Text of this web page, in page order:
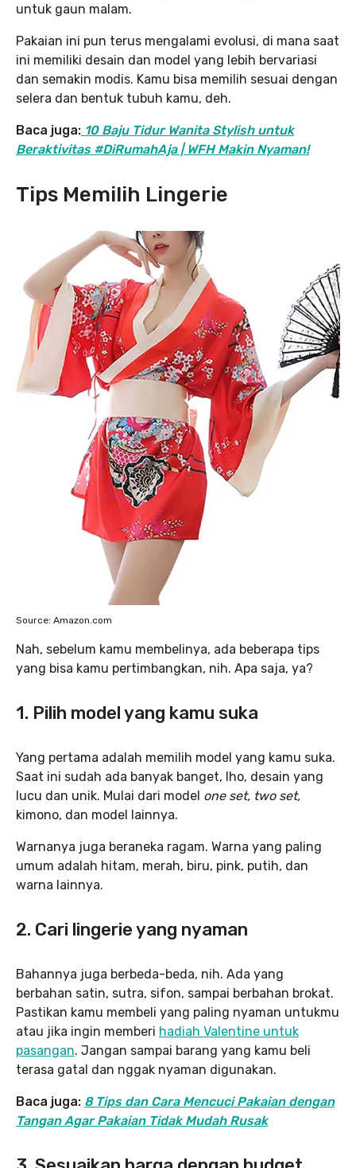
untuk gaun malam.
Pakaian ini pun terus mengalami evolusi, di mana saat
ini memiliki desain dan model yang lebih bervariasi
dan semakin modis. Kamu bisa memilih sesuai dengan
selera dan bentuk tubuh kamu, deh.
Baca juga: 10 Baju Tidur Wanita Stylish untuk
Beraktivitas #DiRumahAja | WFH Makin Nyaman!
Tips Memilih Lingerie
Source: Amazon.com
Nah, sebelum kamu membelinya, ada beberapa tips
yang bisa kamu pertimbangkan, nih. Apa saja, ya?
1. Pilih model yang kamu suka
Yang pertama adalah memilih model yang kamu suka.
Saat ini sudah ada banyak banget, lho, desain yang
lucu dan unik. Mulai dari model one set, two set,
kimono, dan model lainnya.
Warnanya juga beraneka ragam. Warna yang paling
umum adalah hitam, merah, biru, pink, putih, dan
warna lainnya.
2. Cari lingerie yang nyaman
Bahannya juga berbeda-beda, nih. Ada yang
berbahan satin, sutra, sifon, sampai berbahan brokat.
Pastikan kamu membeli yang paling nyaman untukmu
atau jika ingin memberi hadiah Valentine untuk
pasangan. Jangan sampai barang yang kamu beli
terasa gatal dan nggak nyaman digunakan.
Baca juga: 8 Tips dan Cara Mencuci Pakaian dengan
Tangan Agar Pakaian Tidak Mudah Rusak